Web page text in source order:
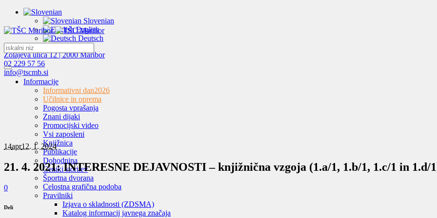
Slovenian
English
Deutsch
Zolajeva ulica 12 | 2000 Maribor
02 229 57 56
info@tscmb.si
Informacije
Informativni dan2026
Učilnice in oprema
Pogosta vprašanja
Znani dijaki
Promocijski video
Vsi zaposleni
Knjižnica
Publikacije
Dohodnina
Ceniki storitev
Športna dvorana
Celostna grafična podoba
Pravilniki
Izjava o skladnosti (ZDSMA)
Katalog informacij javnega značaja
14apr12. 1. 2024
21. 4. 2021: INTERESNE DEJAVNOSTI – knjižnična vzgoja (1.a/1, 1.b/1, 1.c/1 in 1.d/
0
Deli